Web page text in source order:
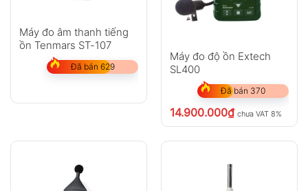
Máy đo âm thanh tiếng
ồn Tenmars ST-107
Đã bán 629
Máy đo độ ồn Extech
SL400
Đã bán 370
14.900.000₫ chưa VAT 8%